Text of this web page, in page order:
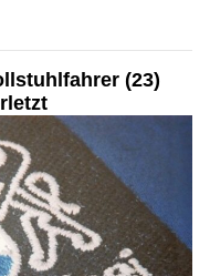
(23)